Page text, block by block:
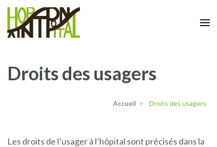
Aller
au
contenu
Droits des usagers
Accueil > Droits des usagers
Les droits de l’usager à l’hôpital sont précisés dans la